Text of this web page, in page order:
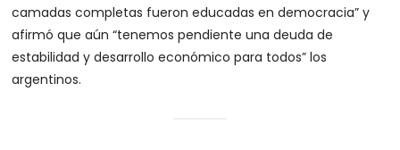
camadas completas fueron educadas en democracia” y
afirmó que aún “tenemos pendiente una deuda de
estabilidad y desarrollo económico para todos” los
argentinos.